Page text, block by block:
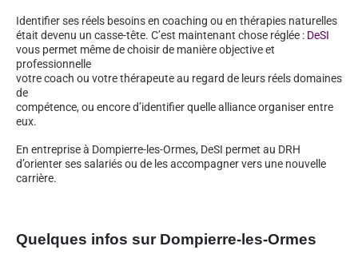
Identifier ses réels besoins en coaching ou en thérapies naturelles
était devenu un casse-tête. C’est maintenant chose réglée : DeSI
vous permet même de choisir de manière objective et
professionnelle
votre coach ou votre thérapeute au regard de leurs réels domaines
de
compétence, ou encore d’identifier quelle alliance organiser entre
eux.
En entreprise à Dompierre-les-Ormes, DeSI permet au DRH
d’orienter ses salariés ou de les accompagner vers une nouvelle
carrière.
Quelques infos sur Dompierre-les-Ormes